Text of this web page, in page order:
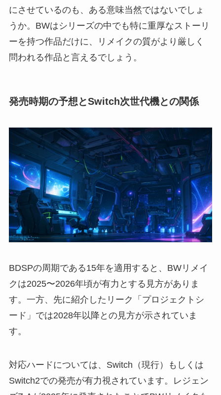
にさせているのも、ある意味当然ではないでしょ
うか。BWはシリーズの中でも特に重厚なストーリ
ーを持つ作品だけに、リメイクの質がより厳しく
問われる作品と言えるでしょう。
発売時期の予想とSwitch次世代機との関係
BDSPの周期である15年を適用すると、BWリメイ
クは2025〜2026年頃が有力とする見方がありま
す。一方、先に紹介したリーク「プロジェクトシ
ード」では2028年以降との見方が示されていま
す。
対応ハードについては、Switch（現行）もしくは
Switch2での発売が有力視されています。レジェン